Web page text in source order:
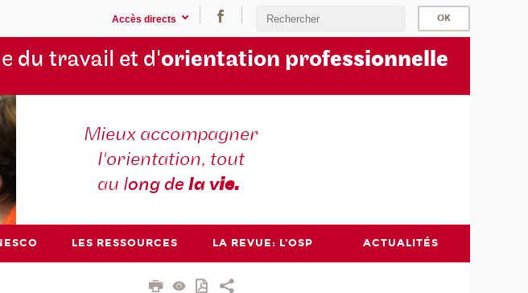
Accès directs
du travail et d'orientation professionnelle
Mieux accompagner
l'orientation, tout
au long dela vie.
LES RESSOURCES LA REVUE: L'OSP ACTUALITÉS